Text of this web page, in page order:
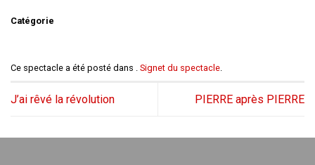
Catégorie
Ce spectacle a été posté dans . Signet du spectacle
J’ai rêvé la révolution PIERRE après PIERRE